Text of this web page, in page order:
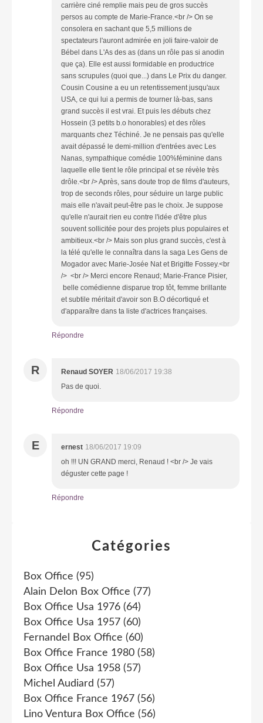
carrière ciné remplie mais peu de gros succès
persos au compte de Marie-France.<br /> On se
consolera en sachant que 5,5 millions de
spectateurs l'auront admirée en joli faire-valoir de
Bébel dans L'As des as (dans un rôle pas si anodin
que ça). Elle est aussi formidable en productrice
sans scrupules (quoi que...) dans Le Prix du danger.
Cousin Cousine a eu un retentissement jusqu'aux
USA, ce qui lui a permis de tourner là-bas, sans
grand succès il est vrai. Et puis les débuts chez
Hossein (3 petits b.o honorables) et des rôles
marquants chez Téchiné. Je ne pensais pas qu'elle
avait dépassé le demi-million d'entrées avec Les
Nanas, sympathique comédie 100%féminine dans
laquelle elle tient le rôle principal et se révèle très
drôle.<br /> Après, sans doute trop de films d'auteurs,
trop de seconds rôles, pour séduire un large public
mais elle n'avait peut-être pas le choix. Je suppose
qu'elle n'aurait rien eu contre l'idée d'être plus
souvent sollicitée pour des projets plus populaires et
ambitieux.<br /> Mais son plus grand succès, c'est à
la télé qu'elle le connaîtra dans la saga Les Gens de
Mogador avec Marie-Josée Nat et Brigitte Fossey.<br
/> <br /> Merci encore Renaud; Marie-France Pisier,
belle comédienne disparue trop tôt, femme brillante
et subtile méritait d'avoir son B.O décortiqué et
d'apparaître dans ta liste d'actrices françaises.
Répondre
R Renaud SOYER 18/06/2017 19:38
Pas de quoi.
Répondre
E ernest 18/06/2017 19:09
oh !!! UN GRAND merci, Renaud ! <br /> Je vais
déguster cette page !
Répondre
Catégories
Box Office (95)
Alain Delon Box Office (77)
Box Office Usa 1976 (64)
Box Office Usa 1957 (60)
Fernandel Box Office (60)
Box Office France 1980 (58)
Box Office Usa 1958 (57)
Michel Audiard (57)
Box Office France 1967 (56)
Lino Ventura Box Office (56)